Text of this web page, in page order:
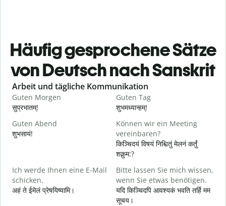
Häufig gesprochene Sätze
von Deutsch nach Sanskrit
Slide 1 of 6
Arbeit und tägliche Kommunikation
Guten Morgen
सुप्रभातम्!
Guten Tag
शुभमध्यान्हम्!
Guten Abend
शुभसायं!
Können wir ein Meeting
vereinbaren?
किञ्चिदयं विषयं निश्चितुं मेलनं कर्तुं
शक्नुम:?
Ich werde Ihnen eine E-Mail
schicken.
अहं ते ईमेलं प्रेषयिष्यामि।
Bitte lassen Sie mich wissen,
wenn Sie etwas benötigen.
यदि किञ्चिदपि आवश्यकं भवति तर्हि मम
सूचय।